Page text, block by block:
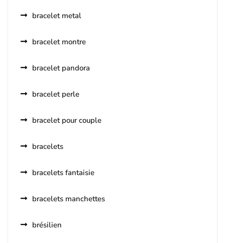
bracelet metal
bracelet montre
bracelet pandora
bracelet perle
bracelet pour couple
bracelets
bracelets fantaisie
bracelets manchettes
brésilien